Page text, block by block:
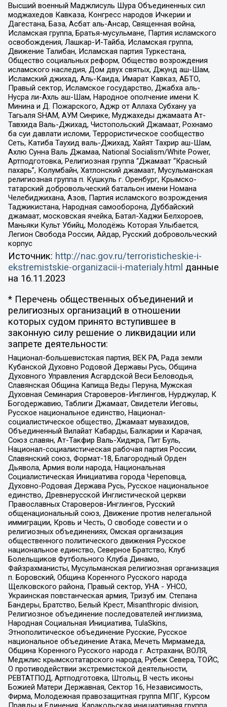
Высший военный Маджлисуль Шура Объединенных сил
моджахедов Кавказа, Конгресс народов Ичкерии и
Дагестана, База, Асбат аль-Ансар, Священная война,
Исламская группа, Братья-мусульмане, Партия исламского
освобождения, Лашкар-И-Тайба, Исламская группа,
Движение Талибан, Исламская партия Туркестана,
Общество социальных реформ, Общество возрождения
исламского наследия, Дом двух святых, Джунд аш-Шам,
Исламский джихад, Аль-Каида, Имарат Кавказ, АБТО,
Правый сектор, Исламское государство, Джабха аль-
Нусра ли-Ахль аш-Шам, Народное ополчение имени К.
Минина и Д. Пожарского, Аджр от Аллаха Субхану уа
Тагьаля SHAM, АУМ Синрике, Муджахеды джамаата Ат-
Тавхида Валь-Джихад, Чистопольский Джамаат, Рохнамо
ба суи давлати исломи, Террористическое сообщество
Сеть, Катиба Таухид валь-Джихад, Хайят Тахрир аш-Шам,
Ахлю Сунна Валь Джамаа, National Socialism/White Power,
Артподготовка, Религиозная группа “Джамаат “Красный
пахарь”, Колумбайн, Хатлонский джамаат, Мусульманская
религиозная группа п. Кушкуль г. Оренбург, Крымско-
татарский добровольческий батальон имени Номана
Челебиджихана, Азов, Партия исламского возрождения
Таджикистана, Народная самооборона, Дуббайский
джамаат, московская ячейка, Батал-Хаджи Белхороев,
Маньяки Культ Убийц, Молодёжь Которая Улыбается,
Легион Свобода России, Айдар, Русский добровольческий
корпус
Источник: http://nac.gov.ru/terroristicheskie-i-
ekstremistskie-organizacii-i-materialy.html данные
на 16.11.2023
* Перечень общественных объединений и
религиозных организаций в отношении
которых судом принято вступившее в
законную силу решение о ликвидации или
запрете деятельности:
Национал-большевистская партия, ВЕК РА, Рада земли
Кубанской Духовно Родовой Державы Русь, Община
Духовного Управления Асгардской Веси Беловодья,
Славянская Община Капища Веды Перуна, Мужская
Духовная Семинария Староверов-Инглингов, Нурджулар, К
Богодержавию, Таблиги Джамаат, Свидетели Иеговы,
Русское национальное единство, Национал-
социалистическое общество, Джамаат мувахидов,
Объединенный Вилайат Кабарды, Балкарии и Карачая,
Союз славян, Ат-Такфир Валь-Хиджра, Пит Буль,
Национал-социалистическая рабочая партия России,
Славянский союз, Формат-18, Благородный Орден
Дьявола, Армия воли народа, Национальная
Социалистическая Инициатива города Череповца,
Духовно-Родовая Держава Русь, Русское национальное
единство, Древнерусской Инглистической церкви
Православных Староверов-Инглингов, Русский
общенациональный союз, Движение против нелегальной
иммиграции, Кровь и Честь, О свободе совести и о
религиозных объединениях, Омская организация
общественного политического движения Русское
национальное единство, Северное Братство, Клуб
Болельщиков Футбольного Клуба Динамо,
Файзрахманисты, Мусульманская религиозная организация
п. Боровский, Община Коренного Русского народа
Щелковского района, Правый сектор, УНА - УНСО,
Украинская повстанческая армия, Тризуб им. Степана
Бандеры, Братство, Белый Крест, Misanthropic division,
Религиозное объединение последователей инглиизма,
Народная Социальная Инициатива, TulaSkins,
Этнополитическое объединение Русские, Русское
национальное объединение Атака, Мечеть Мирмамеда,
Община Коренного Русского народа г. Астрахани, ВОЛЯ,
Меджлис крымскотатарского народа, Рубеж Севера, ТОЙС,
О противодействии экстремистской деятельности,
РЕВТАТПОД, Артподготовка, Штольц, В честь иконы
Божией Матери Державная, Сектор 16, Независимость,
Фирма, Молодежная правозащитная группа МПГ, Курсом